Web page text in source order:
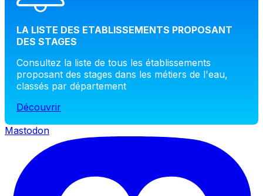
LA LISTE DES ETABLISSEMENTS PROPOSANT
DES STAGES
Consultez la liste de tous les établissements
proposant des stages dans les métiers de l'eau,
classés par département
Découvrir
Mastodon